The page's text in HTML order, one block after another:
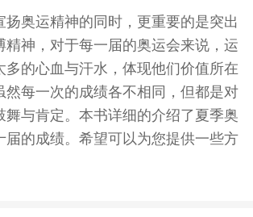
扬奥运精神的同时，更重要的是突出
精神，对于每一届的奥运会来说，运
多的心血与汗水，体现他们价值所在
然每一次的成绩各不相同，但都是对
舞与肯定。本书详细的介绍了夏季奥
届的成绩。希望可以为您提供一些方